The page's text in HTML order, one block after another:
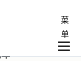
菜
单